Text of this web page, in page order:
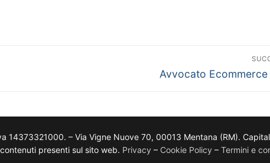
Avvocato
14373321000. – Via Vigne Nuove 70, 00013 Mentana (RM).
presenti sul sito web. Privacy – Cookie Policy – Termini e